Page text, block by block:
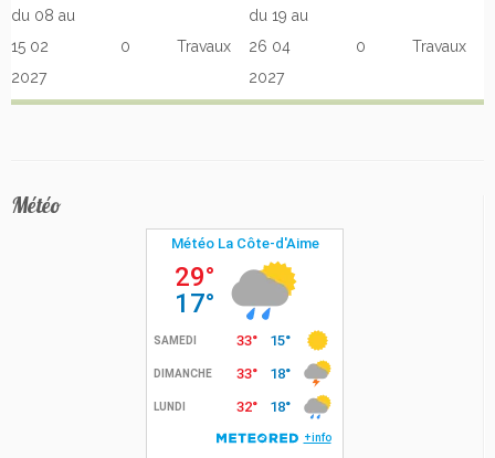
du 08 au
15 02
2027
0 Travaux
du 19 au
26 04
2027
0 Travaux
Météo